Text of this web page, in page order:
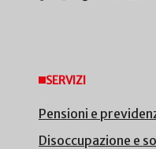
SERVIZI
Pensioni e
Disoccupazione e